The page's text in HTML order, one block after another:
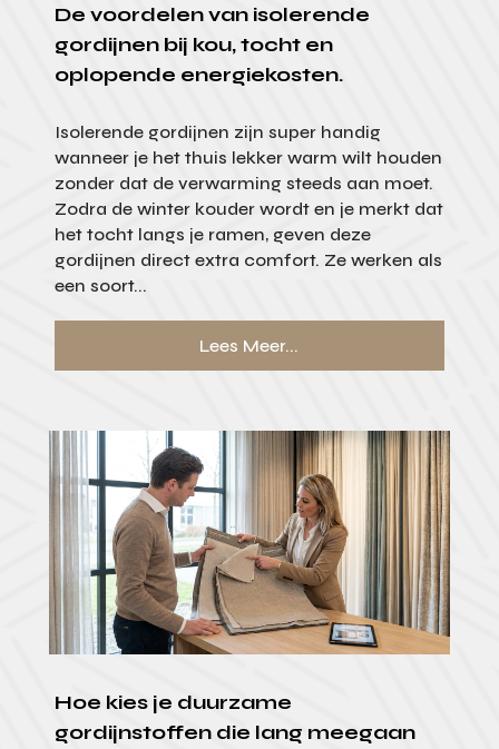
De voordelen van isolerende
gordijnen bij kou, tocht en
oplopende energiekosten.
Isolerende gordijnen zijn super handig
wanneer je het thuis lekker warm wilt houden
zonder dat de verwarming steeds aan moet.
Zodra de winter kouder wordt en je merkt dat
het tocht langs je ramen, geven deze
gordijnen direct extra comfort. Ze werken als
een soort...
Lees Meer...
Hoe kies je duurzame
gordijnstoffen die lang meegaan